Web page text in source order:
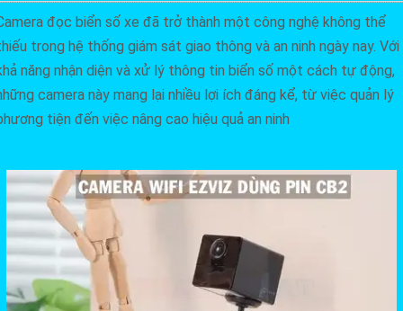
đọc biển số xe đã trở thành một công nghệ không thể
trong hệ thống giám sát giao thông và an ninh ngày nay. Với
năng nhận diện và xử lý thông tin biển số một cách tự động,
camera này mang lại nhiều lợi ích đáng kể, từ việc quản lý
tiện đến việc nâng cao hiệu quả an ninh